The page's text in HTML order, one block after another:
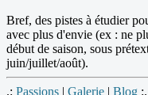
Bref, des pistes à étudier
avec plus d'envie (ex : ne
début de saison, sous
juin/juillet/août).
.: Passions | Galerie | Blog :.